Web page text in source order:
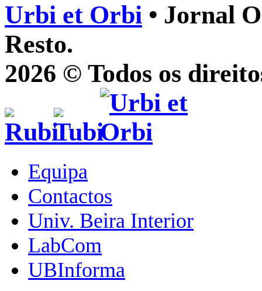
Urbi et Orbi • Jornal
Resto.
2026 © Todos os
Equipa
Contactos
Univ. Beira Interior
LabCom
UBInforma